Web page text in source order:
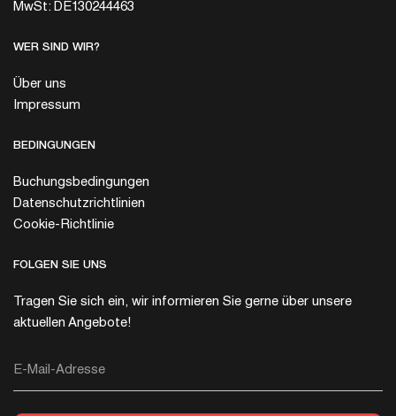
MwSt: DE130244463
WER SIND WIR?
Über uns
Impressum
BEDINGUNGEN
Buchungsbedingungen
Datenschutzrichtlinien
Cookie-Richtlinie
FOLGEN SIE UNS
Tragen Sie sich ein, wir informieren Sie gerne über unsere
aktuellen Angebote!
E-Mail-Adresse